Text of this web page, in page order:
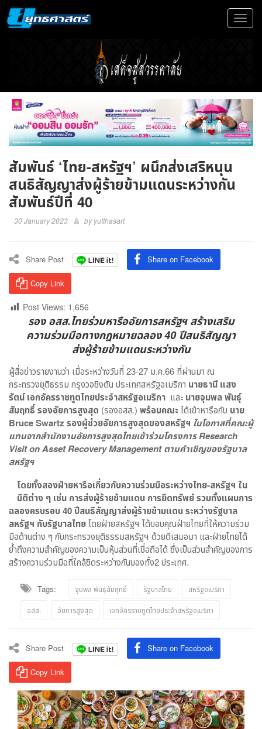
Toggle
สัมพันธ์ ‘ไทย-สหรัฐฯ’ ผนึกส่งเสริหนุน
สนธิสัญญาส่งผู้ร้ายข้ามแดนระหว่างกัน
สัมพันธ์ปีที่ 40
30 January 2023 by yutthasart
Share Post Share on Facebook
Copy Link
Post Views: 1,656
รอง อสส.ไทยร่วมหารืออัยการสหรัฐฯ สร้างเสริม
ความร่วมมือทางกฎหมายฉลอง 40 ปีสนธิสัญญา
ส่งผู้ร้ายข้ามแดนระหว่างกัน
ผู้สื่อข่าวรายงานว่า เมื่อระหว่างวันที่ 23-27 ม.ค.66 ที่ผ่านมา ณ
กระทรวงยุติธรรม กรุงวอชิงตัน ประเทศสหรัฐอเมริกา นายธานี แสง
รัตน์ เอกอัครราชทูตไทยประจำสหรัฐอเมริกา และ นายจุมพล พันธุ์
สัมฤทธิ์ รองอัยการสูงสุด (รองอสส.) พร้อมคณะ ได้เข้าหารือกับ นาย
Bruce Swartz รองผู้ช่วยอัยการสูงสุดของสหรัฐฯ ในโอกาสที่คณะผู้
แทนจากสำนักงานอัยการสูงสุดไทยเข้าร่วมโครงการResearch
Visit on Asset Recovery Management ตามคำเชิญของรัฐบาล
สหรัฐฯ
โดยทั้งสองฝ่ายหารือเกี่ยวกับความร่วมมือระหว่างไทย-สหรัฐฯ ใน
มิติต่าง ๆ เช่น การส่งผู้ร้ายข้ามแดน การยึดทรัพย์ รวมทั้งแผนการ
ฉลองครบรอบ 40 ปีสนธิสัญญาส่งผู้ร้ายข้ามแดน ระหว่างรัฐบาล
สหรัฐฯ กับรัฐบาลไทยโดยฝ่ายสหรัฐฯ ได้ขอบคุณฝ่ายไทยที่ให้ความร่วม
มือด้านต่าง ๆ กับกระทรวงยุติธรรมสหรัฐฯ ด้วยดีเสมอมา และฝ่ายไทยได้
ย้ำถึงความสำคัญของความเป็นหุ้นส่วนที่เชื่อถือได้ ซึ่งเป็นส่วนสำคัญของการ
สร้างความร่วมมือที่ใกล้ชิดระหว่างกันของทั้ง2 ประเทศ.
Tags: จุมพล พันธุ์สัมฤทธิ์ รัฐบาลไทย สหรัฐอเมริกา
อสส. อัยการสูงสุด เอกอัครราชทูตไทยประจำสหรัฐอเมริกา
Share Post Share on Facebook
Copy Link